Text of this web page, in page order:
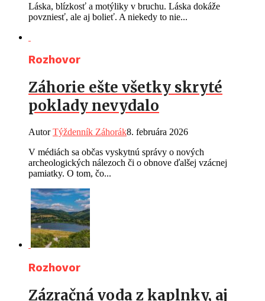
Láska, blízkosť a motýliky v bruchu. Láska dokáže
povzniesť, ale aj bolieť. A niekedy to nie...
Rozhovor
Záhorie ešte všetky skryté
poklady nevydalo
AutorTýždenník Záhorák8. februára 2026
V médiách sa občas vyskytnú správy o nových
archeologických nálezoch či o obnove ďalšej vzácnej
pamiatky. O tom, čo...
Rozhovor
Zázračná voda z kaplnky, aj